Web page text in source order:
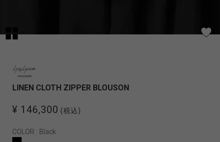
LINEN CLOTH ZIPPER BLOUSON
¥ 146,300 (税込)
COLOR : Black